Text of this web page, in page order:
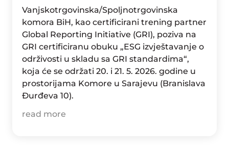
Vanjskotrgovinska/Spoljnotrgovinska
komora BiH, kao certificirani trening partner
Global Reporting Initiative (GRI), poziva na
GRI certificiranu obuku „ESG izvještavanje o
održivosti u skladu sa GRI standardima“,
koja će se održati 20. i 21. 5. 2026. godine u
prostorijama Komore u Sarajevu (Branislava
Đurđeva 10).
read more